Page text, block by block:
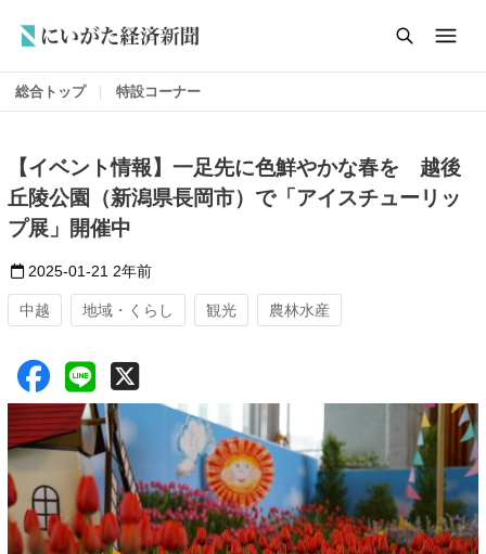
総合トップ 特設コーナー
【イベント情報】一足先に色鮮やかな春を 越後
丘陵公園（新潟県長岡市）で「アイスチューリッ
プ展」開催中
2025-01-21 2年前
中越 地域・くらし 観光 農林水産